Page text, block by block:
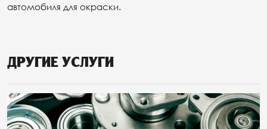
автомобиля для окраски.
ДРУГИЕ УСЛУГИ